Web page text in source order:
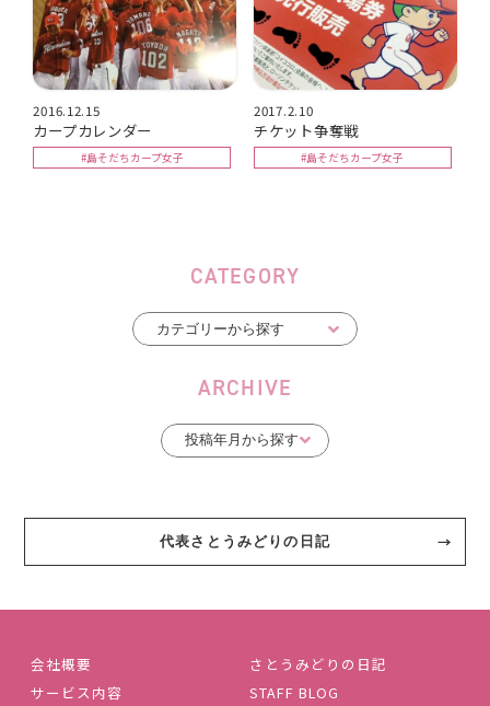
2016.12.15
カープカレンダー
#島そだちカープ女子
2017.2.10
チケット争奪戦
#島そだちカープ女子
CATEGORY
ARCHIVE
代表さとうみどりの日記
会社概要
サービス内容
さとうみどりの日記
STAFF BLOG